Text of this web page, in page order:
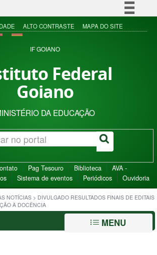
Simplifique!
Acesso à informação
ALTO CONTRASTE MAPA DO SITE
IF GOIANO
Federal
Goiano
DA EDUCAÇÃO
Pag Tesouro Biblioteca
AVA -
Sistema de eventos Periódicos Ouvidoria
NOTÍCIAS > DIVULGADO RESULTADOS FINAIS DE EDITAIS
À DOCÊNCIA
MENU